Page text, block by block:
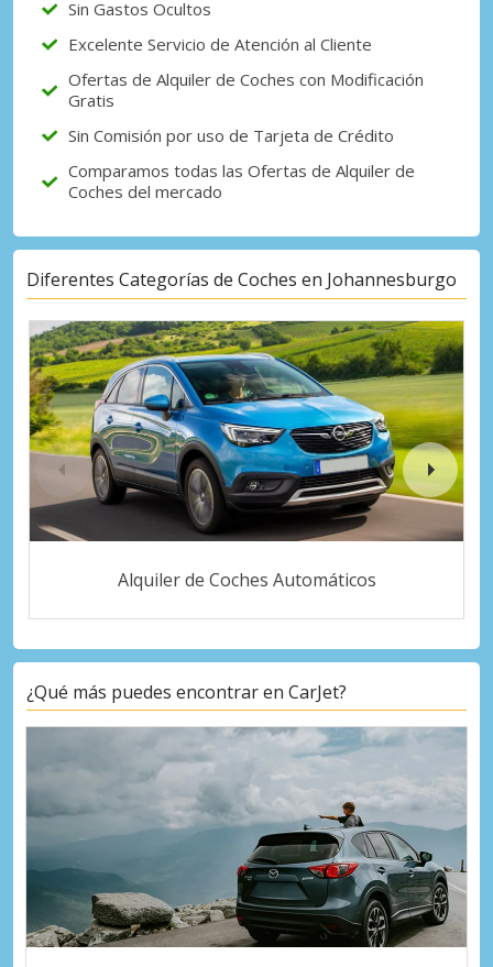
Sin Gastos Ocultos
Excelente Servicio de Atención al Cliente
Ofertas de Alquiler de Coches con Modificación
Gratis
Sin Comisión por uso de Tarjeta de Crédito
Comparamos todas las Ofertas de Alquiler de
Coches del mercado
Diferentes Categorías de Coches en Johannesburgo
Alquiler de Coches Automáticos
¿Qué más puedes encontrar en CarJet?